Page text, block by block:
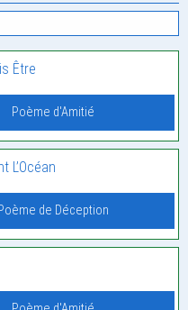
Être
Poème d'Amitié
L’Océan
Poème de Déception